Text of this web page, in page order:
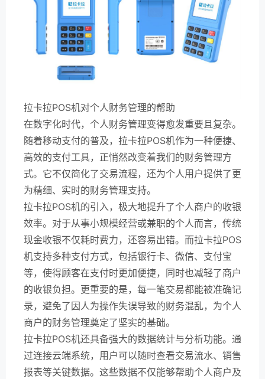
拉卡拉POS机对个人财务管理的帮助
在数字化时代，个人财务管理变得愈发重要且复杂。
随着移动支付的普及，拉卡拉POS机作为一种便捷、
高效的支付工具，正悄然改变着我们的财务管理方
式。它不仅简化了交易流程，还为个人用户提供了更
为精细、实时的财务管理支持。
拉卡拉POS机的引入，极大地提升了个人商户的收银
效率。对于从事小规模经营或兼职的个人而言，传统
现金收银不仅耗时费力，还容易出错。而拉卡拉POS
机支持多种支付方式，包括银行卡、微信、支付宝
等，使得顾客在支付时更加便捷，同时也减轻了商户
的收银负担。更重要的是，每一笔交易都能被准确记
录，避免了因人为操作失误导致的财务混乱，为个人
商户的财务管理奠定了坚实的基础。
拉卡拉POS机还具备强大的数据统计与分析功能。通
过连接云端系统，用户可以随时查看交易流水、销售
报表等关键数据。这些数据不仅能够帮助个人商户及